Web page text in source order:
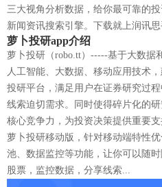
三大视角分析数据，给你最可靠的
新闻资讯搜索引擎。下载就上润讯
萝卜投研app介绍
萝卜投研（robo.tt）-----基于大数据
人工智能、大数据、移动应用技术
投研平台，满足用户在证券研究过
线索迫切需求。同时使得碎片化的
核心竞争力，为投资决策提供重要支
萝卜投研移动版，针对移动端特性
池、数据监控等功能，让你可以随
股票，监控数据，分享线索...